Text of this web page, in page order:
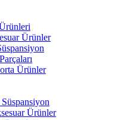
Ürünler
Ürünler
Ürünler